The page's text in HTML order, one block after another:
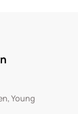
Young